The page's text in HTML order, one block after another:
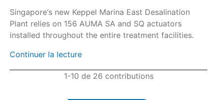
Singapore‘s new Keppel Marina East Desalination
Plant relies on 156 AUMA SA and SQ actuators
installed throughout the entire treatment facilities.
Continuer la lecture
1-10 de 26 contributions